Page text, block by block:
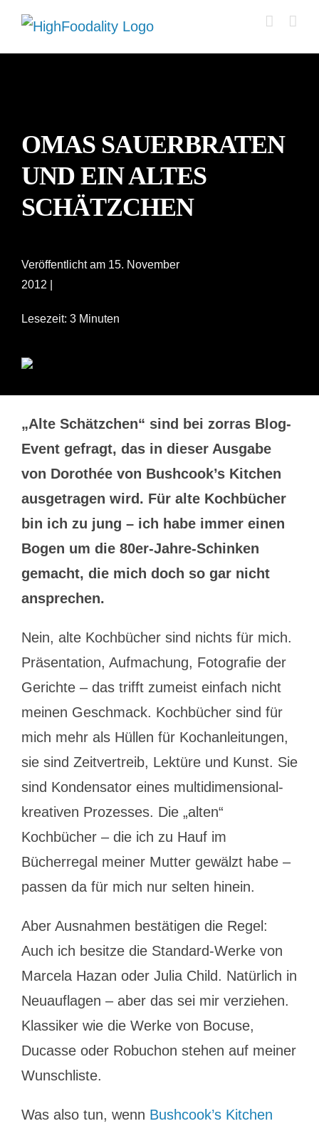
Zum
Inhalt
OMAS SAUERBRATEN
UND EIN ALTES
SCHÄTZCHEN
Veröffentlicht am 15. November
2012 |
Lesezeit: 3 Minuten
„Alte Schätzchen“ sind bei zorras Blog-
Event gefragt, das in dieser Ausgabe
von Dorothée von Bushcook’s Kitchen
ausgetragen wird. Für alte Kochbücher
bin ich zu jung – ich habe immer einen
Bogen um die 80er-Jahre-Schinken
gemacht, die mich doch so gar nicht
ansprechen.
Nein, alte Kochbücher sind nichts für mich.
Präsentation, Aufmachung, Fotografie der
Gerichte – das trifft zumeist einfach nicht
meinen Geschmack. Kochbücher sind für
mich mehr als Hüllen für Kochanleitungen,
sie sind Zeitvertreib, Lektüre und Kunst. Sie
sind Kondensator eines multidimensional-
kreativen Prozesses. Die „alten“
Kochbücher – die ich zu Hauf im
Bücherregal meiner Mutter gewälzt habe –
passen da für mich nur selten hinein.
Aber Ausnahmen bestätigen die Regel:
Auch ich besitze die Standard-Werke von
Marcela Hazan oder Julia Child. Natürlich in
Neuauflagen – aber das sei mir verziehen.
Klassiker wie die Werke von Bocuse,
Ducasse oder Robuchon stehen auf meiner
Wunschliste.
Was also tun, wenn Bushcook’s Kitchen